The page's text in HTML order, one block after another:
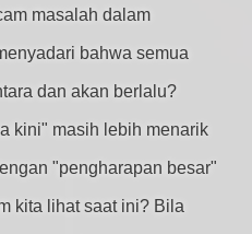
masalah dalam
bahwa semua
dan akan berlalu?
kini" masih lebih menarik
"pengharapan besar"
kita lihat saat ini? Bila